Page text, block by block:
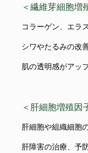
＜繊維芽細胞増
コラーゲン、エラ
シワやたるみの改
肌の透明感がアッ
＜肝細胞増殖因
肝細胞や組織細胞
肝障害の治療、予